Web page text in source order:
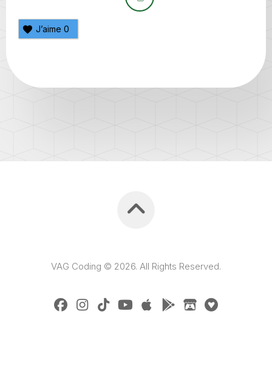
J’aime 0
VAG Coding © 2026. All Rights Reserved.